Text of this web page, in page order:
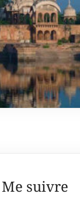
Me suivre